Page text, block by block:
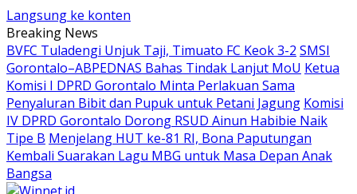
Langsung ke konten
Breaking News
BVFC Tuladengi Unjuk Taji, Timuato FC Keok 3-2 SMSI
Gorontalo–ABPEDNAS Bahas Tindak Lanjut MoU Ketua
Komisi I DPRD Gorontalo Minta Perlakuan Sama
Penyaluran Bibit dan Pupuk untuk Petani Jagung Komisi
IV DPRD Gorontalo Dorong RSUD Ainun Habibie Naik
Tipe B Menjelang HUT ke-81 RI, Bona Paputungan
Kembali Suarakan Lagu MBG untuk Masa Depan Anak
Bangsa